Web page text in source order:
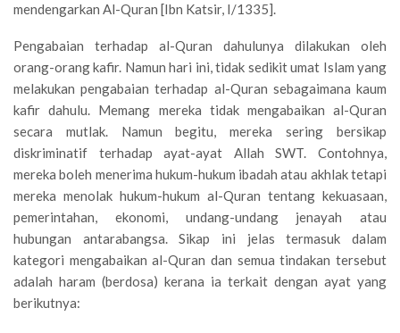
mendengarkan Al-Quran [Ibn Katsir, I/1335].
Pengabaian terhadap al-Quran dahulunya dilakukan oleh
orang-orang kafir. Namun hari ini, tidak sedikit umat Islam yang
melakukan pengabaian terhadap al-Quran sebagaimana kaum
kafir dahulu. Memang mereka tidak mengabaikan al-Quran
secara mutlak. Namun begitu, mereka sering bersikap
diskriminatif terhadap ayat-ayat Allah SWT. Contohnya,
mereka boleh menerima hukum-hukum ibadah atau akhlak tetapi
mereka menolak hukum-hukum al-Quran tentang kekuasaan,
pemerintahan, ekonomi, undang-undang jenayah atau
hubungan antarabangsa. Sikap ini jelas termasuk dalam
kategori mengabaikan al-Quran dan semua tindakan tersebut
adalah haram (berdosa) kerana ia terkait dengan ayat yang
berikutnya: